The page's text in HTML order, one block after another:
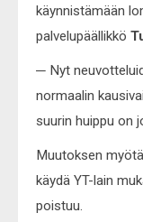
käynnistämään
palvelupäällikkö
─ Nyt
normaalin
suurin huippu on
Muutoksen
käydä YT-lain
poistuu.